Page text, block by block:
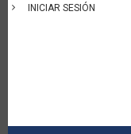
INICIAR SESIÓN